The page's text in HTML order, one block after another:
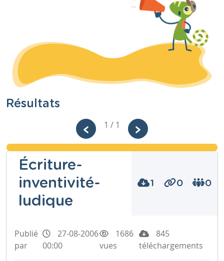
Résultats
1 / 1
Écriture-
inventivité-
ludique
1 0 0
Publié
par
27-08-2006
00:00
1686
vues
845
téléchargements